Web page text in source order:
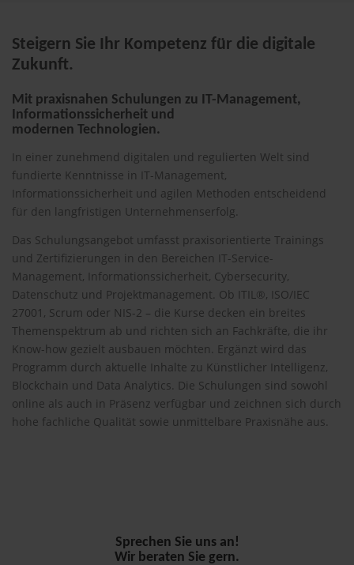
Steigern Sie Ihr Kompetenz für die digitale
Zukunft.
Mit praxisnahen Schulungen zu IT-Management,
Informationssicherheit und
modernen Technologien.
In einer zunehmend digitalen und regulierten Welt sind
fundierte Kenntnisse in IT-Management,
Informationssicherheit und agilen Methoden entscheidend
für den langfristigen Unternehmenserfolg.
Das Schulungsangebot umfasst praxisorientierte Trainings
und Zertifizierungen in den Bereichen IT-Service-
Management, Informationssicherheit, Cybersecurity,
Datenschutz und Projektmanagement. Ob ITIL®, ISO/IEC
27001, Scrum oder NIS-2 – die Kurse decken ein breites
Themenspektrum ab und richten sich an Fachkräfte, die ihr
Know-how gezielt ausbauen möchten. Ergänzt wird das
Programm durch aktuelle Inhalte zu Künstlicher Intelligenz,
Blockchain und Data Analytics. Die Schulungen sind sowohl
online als auch in Präsenz verfügbar und zeichnen sich durch
hohe fachliche Qualität sowie unmittelbare Praxisnähe aus.
Sprechen Sie uns an!
Wir beraten Sie gern.